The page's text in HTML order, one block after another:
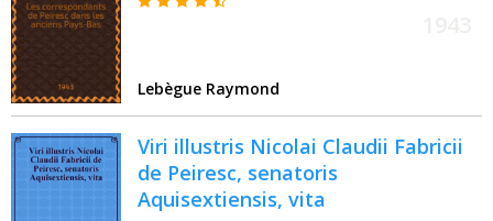
Lebègue Raymond
Viri illustris Nicolai Claudii Fabricii
de Peiresc, senatoris
Aquisextiensis, vita